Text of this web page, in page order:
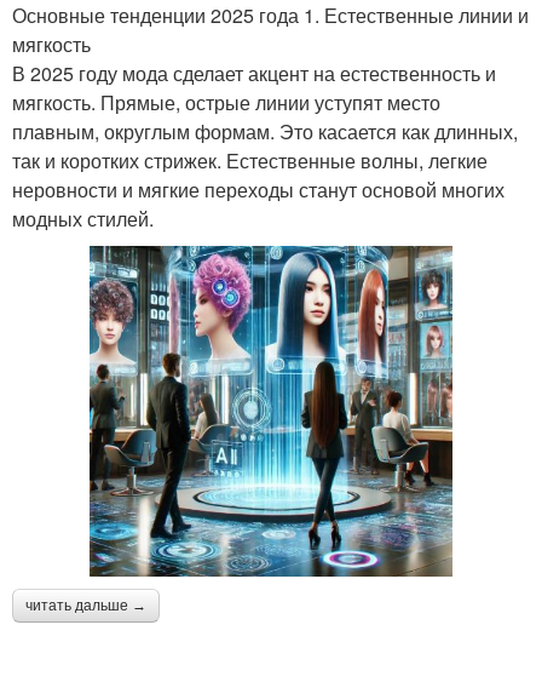
Основные тенденции 2025 года 1. Естественные линии и
мягкость
В 2025 году мода сделает акцент на естественность и
мягкость. Прямые, острые линии уступят место
плавным, округлым формам. Это касается как длинных,
так и коротких стрижек. Естественные волны, легкие
неровности и мягкие переходы станут основой многих
модных стилей.
читать дальше →